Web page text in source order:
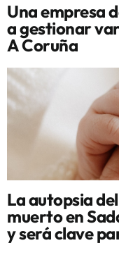
Una empresa
a gestionar
A Coruña
La autopsia
muerto en
y será clave